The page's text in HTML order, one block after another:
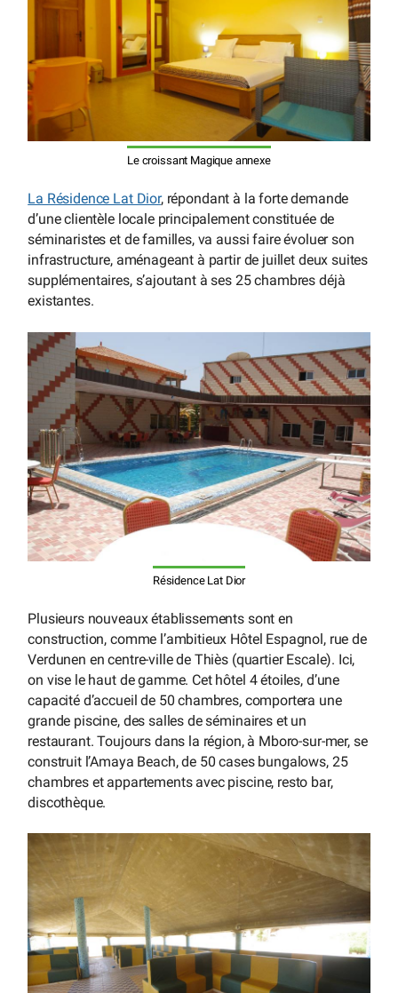
Le croissant Magique annexe
La Résidence Lat Dior, répondant à la forte demande
d’une clientèle locale principalement constituée de
séminaristes et de familles, va aussi faire évoluer son
infrastructure, aménageant à partir de juillet deux suites
supplémentaires, s’ajoutant à ses 25 chambres déjà
existantes.
Résidence Lat Dior
Plusieurs nouveaux établissements sont en
construction, comme l’ambitieux Hôtel Espagnol, rue de
Verdunen en centre-ville de Thiès (quartier Escale). Ici,
on vise le haut de gamme. Cet hôtel 4 étoiles, d’une
capacité d’accueil de 50 chambres, comportera une
grande piscine, des salles de séminaires et un
restaurant. Toujours dans la région, à Mboro-sur-mer, se
construit l’Amaya Beach, de 50 cases bungalows, 25
chambres et appartements avec piscine, resto bar,
discothèque.